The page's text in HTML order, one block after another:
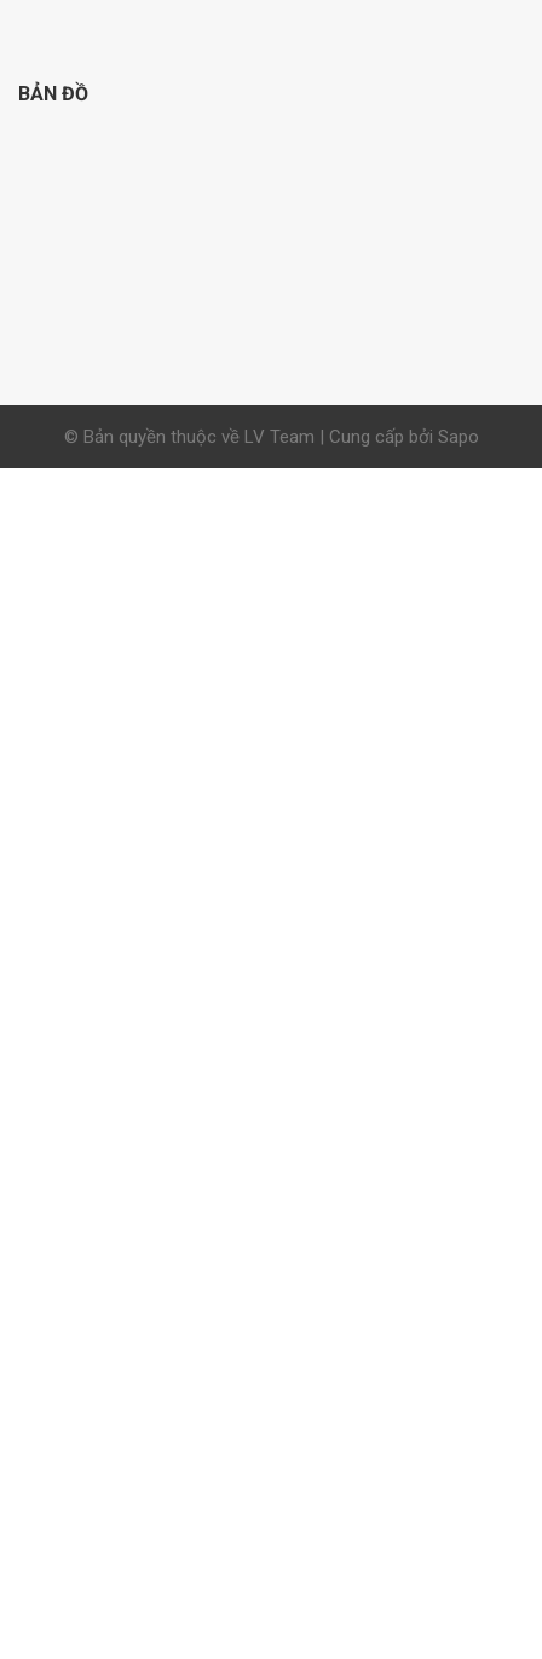
BẢN ĐỒ
© Bản quyền thuộc về LV Team | Cung cấp bởi Sapo